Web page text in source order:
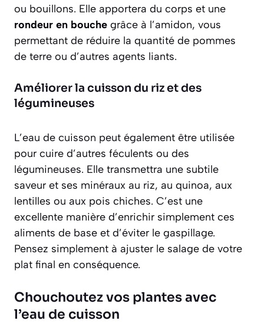
ou bouillons. Elle apportera du corps et une
rondeur en bouche grâce à l’amidon, vous
permettant de réduire la quantité de pommes
de terre ou d’autres agents liants.
Améliorer la cuisson du riz et des
légumineuses
L’eau de cuisson peut également être utilisée
pour cuire d’autres féculents ou des
légumineuses. Elle transmettra une subtile
saveur et ses minéraux au riz, au quinoa, aux
lentilles ou aux pois chiches. C’est une
excellente manière d’enrichir simplement ces
aliments de base et d’éviter le gaspillage.
Pensez simplement à ajuster le salage de votre
plat final en conséquence.
Chouchoutez vos plantes avec
l’eau de cuisson